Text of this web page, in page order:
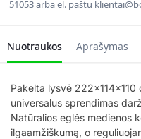
51053 arba el. paštu
Nuotraukos Aprašymas
Pakelta lysvė 222x114x110
universalus sprendimas
Natūralios eglės medienos
ilgaamžiškumą, o